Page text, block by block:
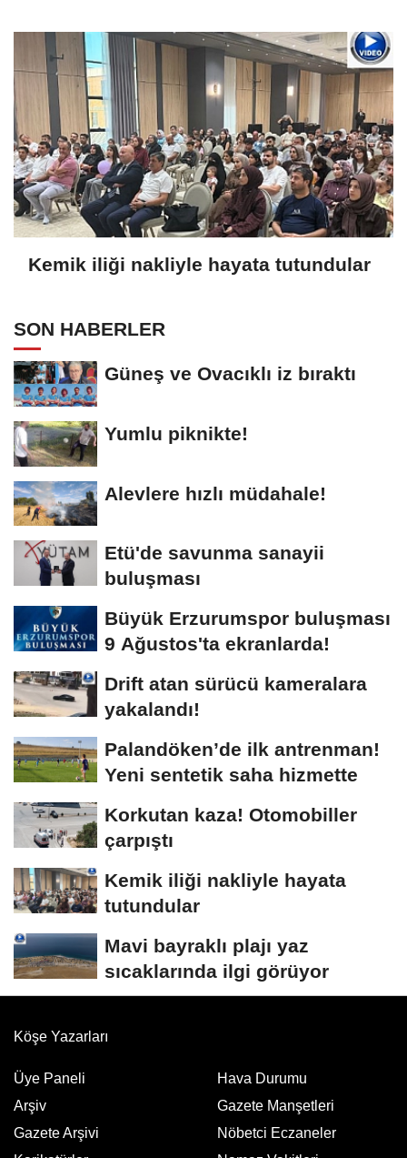
Kemik iliği nakliyle hayata tutundular
SON HABERLER
Güneş ve Ovacıklı iz bıraktı
Yumlu piknikte!
Alevlere hızlı müdahale!
Etü'de savunma sanayii
buluşması
Büyük Erzurumspor buluşması
9 Ağustos'ta ekranlarda!
Drift atan sürücü kameralara
yakalandı!
Palandöken’de ilk antrenman!
Yeni sentetik saha hizmette
Korkutan kaza! Otomobiller
çarpıştı
Kemik iliği nakliyle hayata
tutundular
Mavi bayraklı plajı yaz
sıcaklarında ilgi görüyor
Köşe Yazarları
Üye Paneli
Arşiv
Gazete Arşivi
Hava Durumu
Gazete Manşetleri
Nöbetci Eczaneler